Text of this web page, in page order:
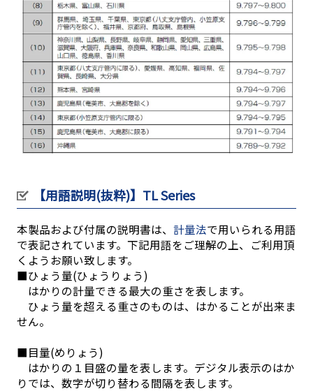
【用語説明(抜粋)】TL Series
本製品および付属の説明書は、 計量法で用いられる用語
で表記されています。下記用語をご理解の上、ご利用頂
くようお願い致します。
■ひょう量(ひょうりょう)
はかりの計量できる最大の重さを表します。
ひょう量を超える重さのものは、はかることが出来ま
せん。
■目量(めりょう)
はかりの１目盛の量を表します。デジタル表示のはか
りでは、数字が切り替わる間隔を表します。